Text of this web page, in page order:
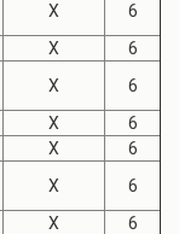
X
6
X
6
X
6
X
6
X
6
X
6
X
6